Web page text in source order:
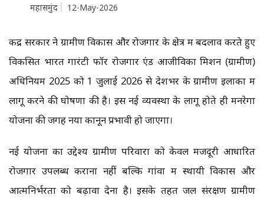
महासमुंद
12-May-2026
केंद्र सरकार ने ग्रामीण विकास और रोजगार के क्षेत्र में बदलाव करते हुए
विकसित भारत गारंटी फॉर रोजगार एंड आजीविका मिशन (ग्रामीण)
अधिनियम 2025 को 1 जुलाई 2026 से देशभर के ग्रामीण इलाकों में
लागू करने की घोषणा की है। इस नई व्यवस्था के लागू होते ही मनरेगा
योजना की जगह नया कानून प्रभावी हो जाएगा।
नई योजना का उद्देश्य ग्रामीण परिवारों को केवल मजदूरी आधारित
रोजगार उपलब्ध कराना नहीं बल्कि गांवों में स्थायी विकास और
आत्मनिर्भरता को बढ़ावा देना है। इसके तहत जल संरक्षण ग्रामीण